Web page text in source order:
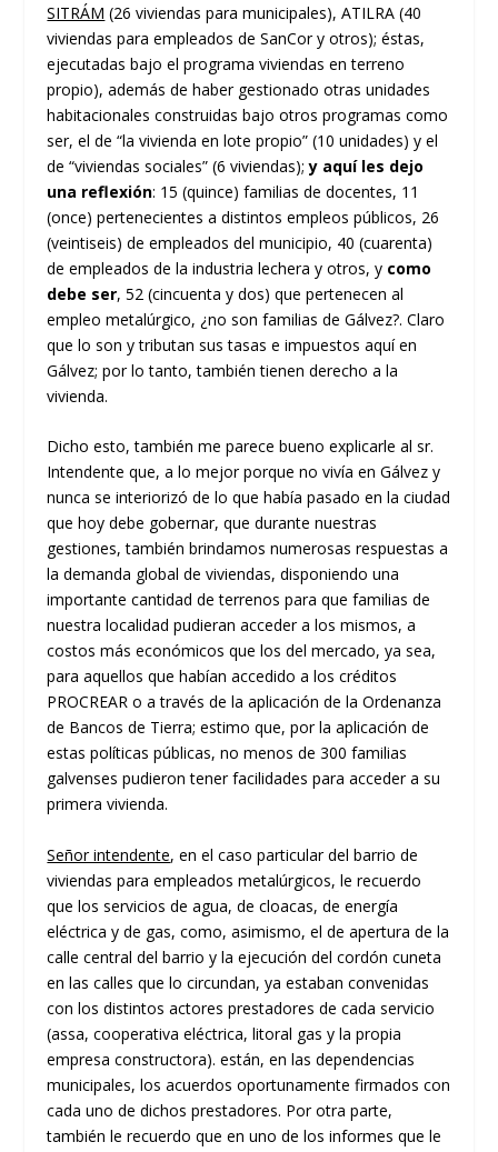
SITRÁM (26 viviendas para municipales), ATILRA (40
viviendas para empleados de SanCor y otros); éstas,
ejecutadas bajo el programa viviendas en terreno
propio), además de haber gestionado otras unidades
habitacionales construidas bajo otros programas como
ser, el de “la vivienda en lote propio” (10 unidades) y el
de “viviendas sociales” (6 viviendas);y aquí les dejo
una reflexión: 15 (quince) familias de docentes, 11
(once) pertenecientes a distintos empleos públicos, 26
(veintiseis) de empleados del municipio, 40 (cuarenta)
de empleados de la industria lechera y otros, y como
debe ser, 52 (cincuenta y dos) que pertenecen al
empleo metalúrgico, ¿no son familias de Gálvez?. Claro
que lo son y tributan sus tasas e impuestos aquí en
Gálvez; por lo tanto, también tienen derecho a la
vivienda.
Dicho esto, también me parece bueno explicarle al sr.
Intendente que, a lo mejor porque no vivía en Gálvez y
nunca se interiorizó de lo que había pasado en la ciudad
que hoy debe gobernar, que durante nuestras
gestiones, también brindamos numerosas respuestas a
la demanda global de viviendas, disponiendo una
importante cantidad de terrenos para que familias de
nuestra localidad pudieran acceder a los mismos, a
costos más económicos que los del mercado, ya sea,
para aquellos que habían accedido a los créditos
PROCREAR o a través de la aplicación de la Ordenanza
de Bancos de Tierra; estimo que, por la aplicación de
estas políticas públicas, no menos de 300 familias
galvenses pudieron tener facilidades para acceder a su
primera vivienda.
Señor intendente, en el caso particular del barrio de
viviendas para empleados metalúrgicos, le recuerdo
que los servicios de agua, de cloacas, de energía
eléctrica y de gas, como, asimismo, el de apertura de la
calle central del barrio y la ejecución del cordón cuneta
en las calles que lo circundan, ya estaban convenidas
con los distintos actores prestadores de cada servicio
(assa, cooperativa eléctrica, litoral gas y la propia
empresa constructora). están, en las dependencias
municipales, los acuerdos oportunamente firmados con
cada uno de dichos prestadores. Por otra parte,
también le recuerdo que en uno de los informes que le